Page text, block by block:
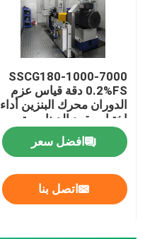
SSCG180-1000-7000
0.2%FS دقة قياس عزم
الدوران محرك البنزين أداء
اختبار مقعد الدينامومتر
الكهربائي
افضل سعر
اتصل بنا